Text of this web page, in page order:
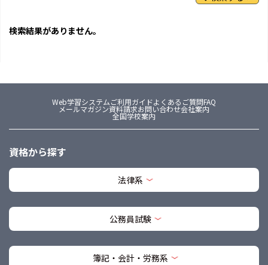
検索結果がありません。
Web学習システムご利用ガイドよくあるご質問FAQ
メールマガジン資料請求お問い合わせ会社案内
全国学校案内
資格から探す
法律系
公務員試験
簿記・会計・労務系